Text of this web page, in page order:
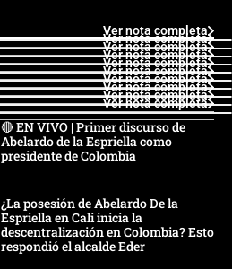
Ver nota completa
Ver nota completa
Ver nota completa
Ver nota completa
Ver nota completa
Ver nota completa
Ver nota completa
Ver nota completa
Ver nota completa
Ver nota completa
🔴 EN VIVO | Primer discurso de
Abelardo de la Espriella como
presidente de Colombia
¿La posesión de Abelardo De la
Espriella en Cali inicia la
descentralización en Colombia? Esto
respondió el alcalde Eder